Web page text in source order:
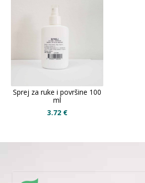
Sprej za ruke i površine 100
ml
3.72 €